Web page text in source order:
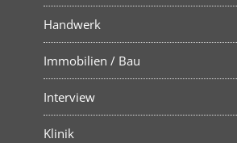
Handwerk
Immobilien / Bau
Interview
Klinik